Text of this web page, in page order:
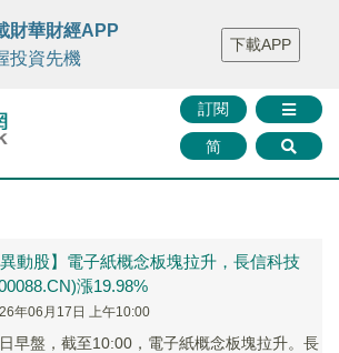
FINTV FINMETA 財華證券 媒體矩陣
智庫沙龍
聯絡我們
訂閱
简
財華財經APP
投資先機
下載APP
異動股】電子紙概念板塊拉升，長信科技
漲19.98%
年06月17日 上午10:00
早盤，截至10:00，電子紙概念板塊拉升。長